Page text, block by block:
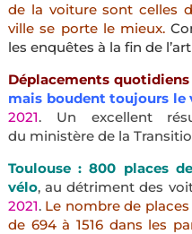
de la voiture sont celles
ville se porte le mieux.
les enquêtes à la fin de
Déplacements
mais boudent toujours le
2021. Un excellent
du ministère de la
Toulouse : 800 places
vélo, au détriment des
2021. Le nombre de
de 694 à 1516 dans les